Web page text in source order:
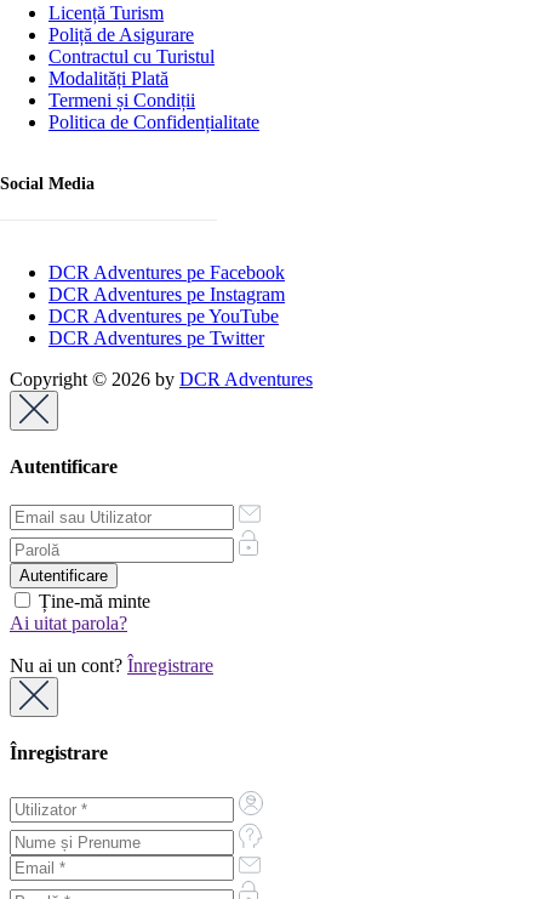
Licență Turism
Poliță de Asigurare
Contractul cu Turistul
Modalități Plată
Termeni și Condiții
Politica de Confidențialitate
Social Media
DCR Adventures pe Facebook
DCR Adventures pe Instagram
DCR Adventures pe YouTube
DCR Adventures pe Twitter
Copyright © 2026 by DCR Adventures
Autentificare
Ține-mă minte
Ai uitat parola?
Nu ai un cont? Înregistrare
Înregistrare